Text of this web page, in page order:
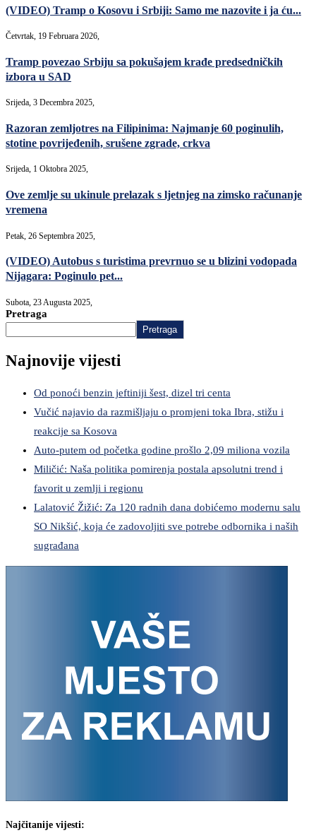
(VIDEO) Tramp o Kosovu i Srbiji: Samo me nazovite i ja ću...
Četvrtak, 19 Februara 2026,
Tramp povezao Srbiju sa pokušajem krađe predsedničkih
izbora u SAD
Srijeda, 3 Decembra 2025,
Razoran zemljotres na Filipinima: Najmanje 60 poginulih,
stotine povrijeđenih, srušene zgrade, crkva
Srijeda, 1 Oktobra 2025,
Ove zemlje su ukinule prelazak s ljetnjeg na zimsko računanje
vremena
Petak, 26 Septembra 2025,
(VIDEO) Autobus s turistima prevrnuo se u blizini vodopada
Nijagara: Poginulo pet...
Subota, 23 Augusta 2025,
Pretraga
Pretraga
Najnovije vijesti
Od ponoći benzin jeftiniji šest, dizel tri centa
Vučić najavio da razmišljaju o promjeni toka Ibra, stižu i
reakcije sa Kosova
Auto-putem od početka godine prošlo 2,09 miliona vozila
Miličić: Naša politika pomirenja postala apsolutni trend i
favorit u zemlji i regionu
Lalatović Žižić: Za 120 radnih dana dobićemo modernu salu
SO Nikšić, koja će zadovoljiti sve potrebe odbornika i naših
sugrađana
Najčitanije vijesti: